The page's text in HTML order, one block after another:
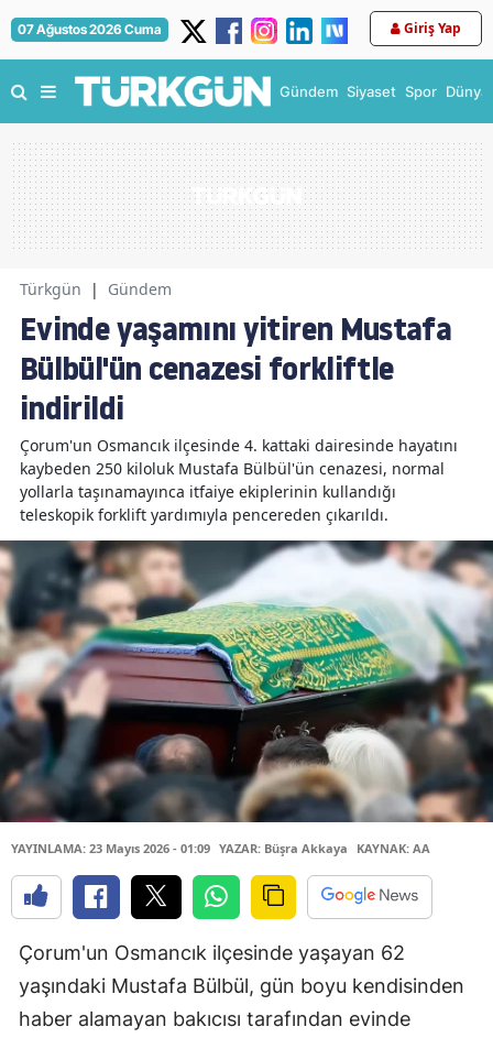
07 Ağustos 2026 Cuma Giriş Yap
Gündem Siyaset Spor Dünya
Türkgün | Gündem
Evinde yaşamını yitiren Mustafa
Bülbül'ün cenazesi forkliftle
indirildi
Çorum'un Osmancık ilçesinde 4. kattaki dairesinde hayatını
kaybeden 250 kiloluk Mustafa Bülbül'ün cenazesi, normal
yollarla taşınamayınca itfaiye ekiplerinin kullandığı
teleskopik forklift yardımıyla pencereden çıkarıldı.
YAYINLAMA: 23 Mayıs 2026 - 01:09 YAZAR: Büşra Akkaya KAYNAK: AA
Çorum'un Osmancık ilçesinde yaşayan 62
yaşındaki Mustafa Bülbül, gün boyu kendisinden
haber alamayan bakıcısı tarafından evinde